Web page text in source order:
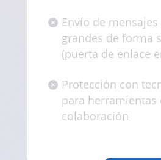
Envío de
grandes de forma
(puerta de enlace
Protección con
para herramientas
colaboración